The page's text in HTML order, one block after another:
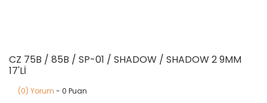
CZ 75B / 85B / SP-01 / SHADOW / SHADOW 2 9MM
17'Lİ
(0) Yorum - 0 Puan